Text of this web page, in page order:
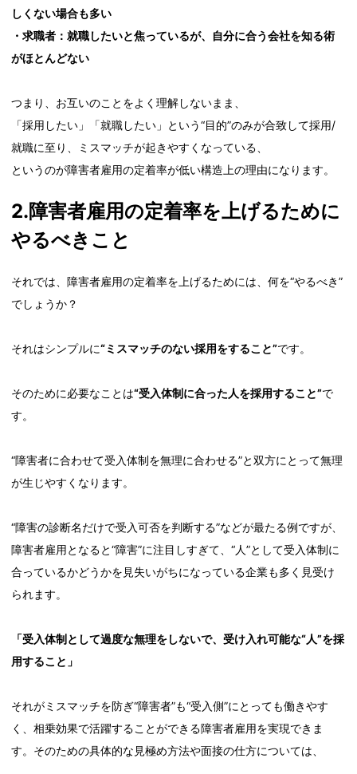
しくない場合も多い
・求職者：就職したいと焦っているが、自分に合う会社を知る術
がほとんどない
つまり、お互いのことをよく理解しないまま、
「採用したい」「就職したい」という“目的”のみが合致して採用/
就職に至り、ミスマッチが起きやすくなっている、
というのが障害者雇用の定着率が低い構造上の理由になります。
2.障害者雇用の定着率を上げるために
やるべきこと
それでは、障害者雇用の定着率を上げるためには、何を“やるべき”
でしょうか？
それはシンプルに“ミスマッチのない採用をすること”です。
そのために必要なことは“受入体制に合った人を採用すること”で
す。
“障害者に合わせて受入体制を無理に合わせる”と双方にとって無理
が生じやすくなります。
“障害の診断名だけで受入可否を判断する”などが最たる例ですが、
障害者雇用となると“障害”に注目しすぎて、“人”として受入体制に
合っているかどうかを見失いがちになっている企業も多く見受け
られます。
「受入体制として過度な無理をしないで、受け入れ可能な“人”を採
用すること」
それがミスマッチを防ぎ“障害者”も“受入側”にとっても働きやす
く、相乗効果で活躍することができる障害者雇用を実現できま
す。そのための具体的な見極め方法や面接の仕方については、